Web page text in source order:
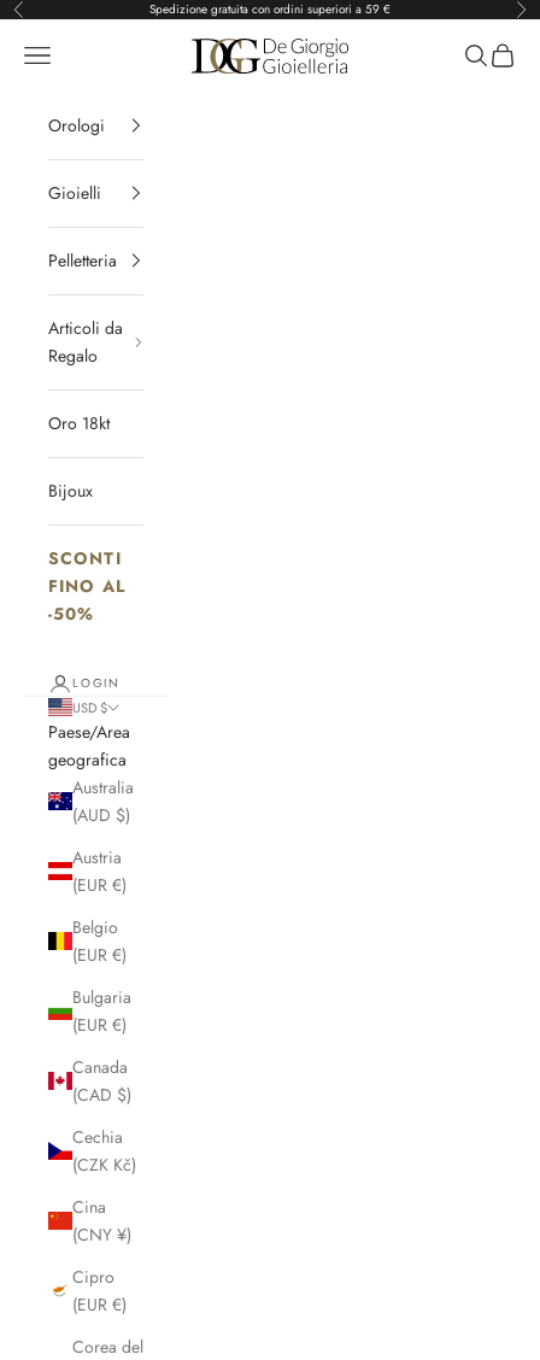
Vai al contenuto
Precedente Spedizione gratuita con ordini superiori a 59 €
De Giorgio Gioielleria
Menù Cerca
Orologi
Gioielli
Pelletteria
Articoli da
Regalo
Oro 18kt
Bijoux
SCONTI
FINO AL
-50%
LOGIN
USD $
Paese/Area
geografica
Australia
(AUD $)
Austria
(EUR €)
Belgio
(EUR €)
Bulgaria
(EUR €)
Canada
(CAD $)
Cechia
(CZK Kč)
Cina
(CNY ¥)
Cipro
(EUR €)
Corea del